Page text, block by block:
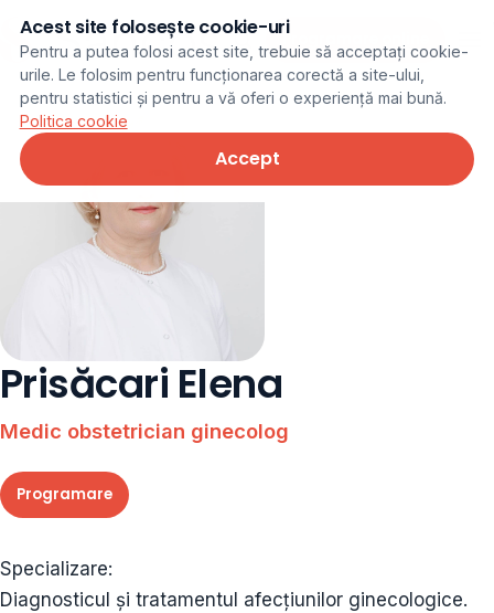
Programare online
Prisăcari Elena
Medic obstetrician ginecolog
Programare
Specializare:
Diagnosticul și tratamentul afecțiunilor ginecologice.
Acest site folosește cookie-uri
Pentru a putea folosi acest site, trebuie să acceptați cookie-
urile. Le folosim pentru funcționarea corectă a site-ului,
pentru statistici și pentru a vă oferi o experiență mai bună.
Politica cookie
Accept